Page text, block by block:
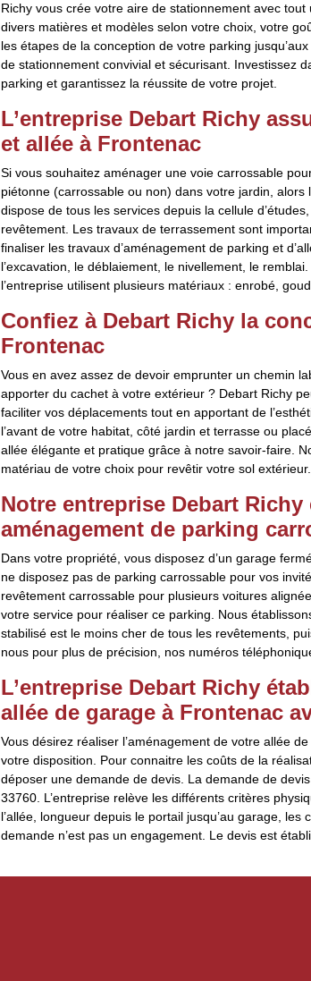
Richy vous crée votre aire de stationnement avec
divers matières et modèles selon votre choix, votre
les étapes de la conception de votre parking
de stationnement convivial et sécurisant. Investissez
parking et garantissez la réussite de votre projet.
L’entreprise Debart Richy
et allée à Frontenac
Si vous souhaitez aménager une voie carrossable
piétonne (carrossable ou non) dans votre jardin, alors
dispose de tous les services depuis la cellule
revêtement. Les travaux de terrassement sont
finaliser les travaux d’aménagement de parking et
l’excavation, le déblaiement, le nivellement, le
l’entreprise utilisent plusieurs matériaux : enrobé,
Confiez à Debart Richy la
Frontenac
Vous en avez assez de devoir emprunter un chemin
apporter du cachet à votre extérieur ? Debart Richy
faciliter vos déplacements tout en apportant de
l’avant de votre habitat, côté jardin et terrasse ou
allée élégante et pratique grâce à notre savoir-faire.
matériau de votre choix pour revêtir votre sol extérieur.
Notre entreprise Debart
aménagement de parking
Dans votre propriété, vous disposez d’un garage
ne disposez pas de parking carrossable pour vos
revêtement carrossable pour plusieurs voitures
votre service pour réaliser ce parking. Nous
stabilisé est le moins cher de tous les revêtements,
nous pour plus de précision, nos numéros
L’entreprise Debart Richy
allée de garage à Frontenac
Vous désirez réaliser l’aménagement de votre allée
votre disposition. Pour connaitre les coûts de la
déposer une demande de devis. La demande de
33760. L’entreprise relève les différents critères
l’allée, longueur depuis le portail jusqu’au garage,
demande n’est pas un engagement. Le devis est